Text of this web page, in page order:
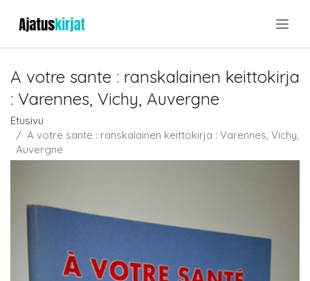
A votre sante : ranskalainen keittokirja
: Varennes, Vichy, Auvergne
Etusivu
A votre sante : ranskalainen keittokirja : Varennes, Vichy,
Auvergne